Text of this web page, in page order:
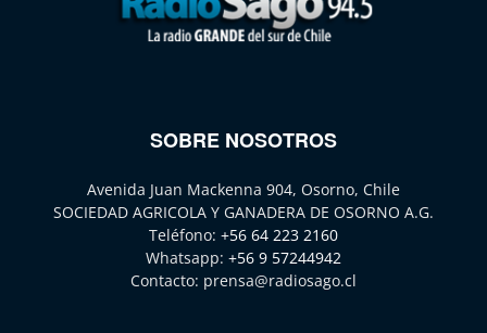
SOBRE NOSOTROS
Avenida Juan Mackenna 904, Osorno, Chile
SOCIEDAD AGRICOLA Y GANADERA DE OSORNO A.G.
Teléfono: +56 64 223 2160
Whatsapp: +56 9 57244942
Contacto: prensa@radiosago.cl